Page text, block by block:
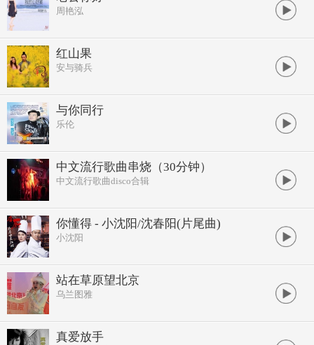
周艳泓
红山果
安与骑兵
与你同行
乐伦
中文流行歌曲串烧（30分钟）
中文流行歌曲disco合辑
你懂得 - 小沈阳/沈春阳(片尾曲)
小沈阳
站在草原望北京
乌兰图雅
真爱放手